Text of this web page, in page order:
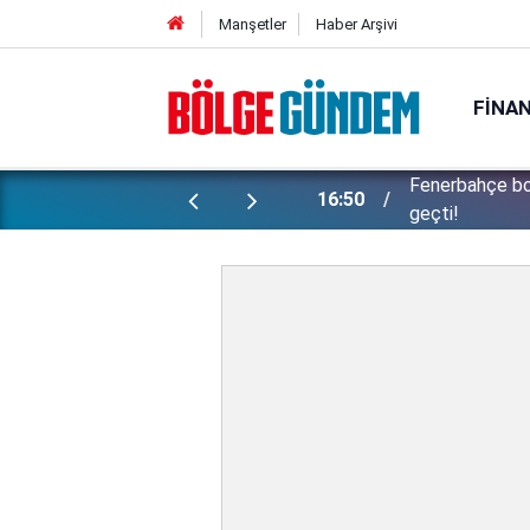
Manşetler Haber Arşivi
ünlü futbolcu Lukaku için harekete
15:37
kadını